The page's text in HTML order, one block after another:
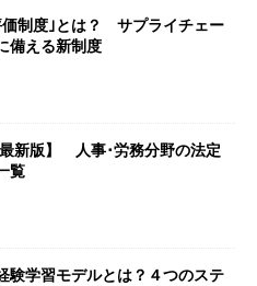
価制度｣とは？ サプライチェー
備える新制度
最新版】 人事･労務分野の法定
覧
験学習モデルとは？４つのステ